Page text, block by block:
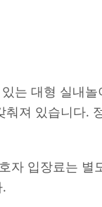
는 대형 실내
져 있습니다.
자 입장료는 별